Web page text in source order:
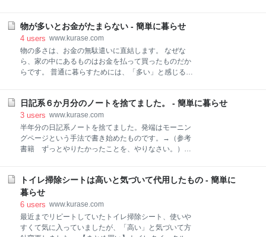
から閲覧したときにだけ見るようにします。たとえば
メールの通知をオンにするとしょっちゅう、通知が来
て落ち着きません。10時、12時、15時・・のように決
めた時間にしか見ないと決めれば、通知がなくても問
題
なことがそう。一番大事なのは、今この瞬間なんで
す。カメラのフィルターを通して記録することじゃな
い。 もちろん、楽しい思い出を記録して何度も見られ
ればそれに越したことはない。でも、実際、私も息子
の運動会の撮影に夢中になった結果、肉眼で見る躍動
は肉眼で見ることに。撮影しないことにしました。そ
の代わり、競技の合間の何気ないシーンとか、そうい
う場面を少しだけ撮影しました。 写真や動画撮影で得
られる記録と引き換えに失ったのは「今」を感じるこ
とでした。 同じように、
物が多いとお金がたまらない - 簡単に暮らせ
4 users www.kurase.com
物の多さは、お金の無駄遣いに直結します。 なぜな
ら、家の中にあるものはお金を払って買ったものだか
らです。 普通に暮らすためには、「多い」と感じるほ
い暮らしを始めるときに取り入れるものは、何を根拠
にしているのでしょうか。 自分の頭で考えていると思
っていますが、実はそうではないと後になってわかり
ました。 何らかの情報で見かけたものに影響されてい
るんです。 SNS、通販サイト、お店の陳列、… たま
ダイニングテーブルセット、テレビボード、大きな本
棚、食器棚、キャビネット、健康器具… これらの全て
とは言えませんが、かなりの確率で「持たなければな
らない」の錯覚から家に取り込んでいるだけのものは
かなりあります。
日記系６か月分のノートを捨てました。 - 簡単に暮らせ
3 users www.kurase.com
半年分の日記系ノートを捨てました。発端はモーニン
グページという手法で書き始めたものです。→（参考
書籍 ずっとやりたかったことを、やりなさい。）
した。 ところが異変は突然やってきました。初めて半
年ほど経過したある日、突然書く気が失せたんです。
本当に突然でした。 「しばらくすると、また書く気が
起きるかな。」 と思いましたが、そうはなりませんで
した。このノートを使っていた時はこう思っていまし
た。 「このノートはこれからも増え続け、捨てること
トイレ掃除シートは高いと気づいて代用したもの - 簡単に
暮らせ
6 users www.kurase.com
最近までリピートしていたトイレ掃除シート、使いや
すくて気に入っていましたが、「高い」と気づいて方